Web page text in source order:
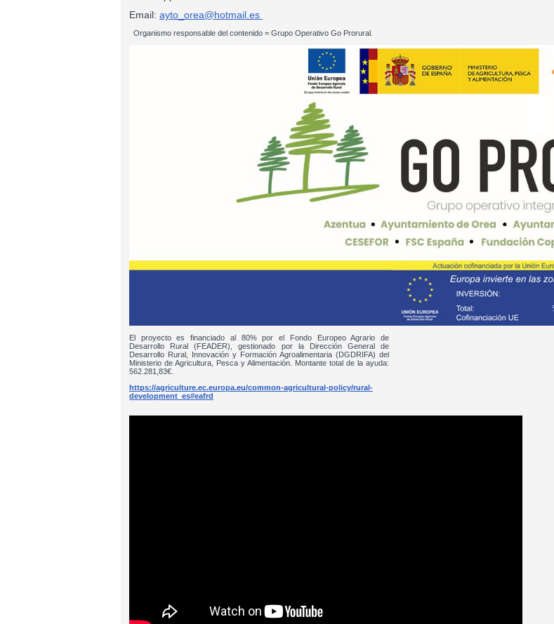
Email: ayto_orea@hotmail.es
Organismo responsable del contenido = Grupo Operativo Go Prorural.
El proyecto es financiado al 80% por el Fondo Europeo Agrario de
Desarrollo Rural (FEADER), gestionado por la Dirección General de
Desarrollo Rural, Innovación y Formación Agroalimentaria (DGDRIFA) del
Ministerio de Agricultura, Pesca y Alimentación. Montante total de la ayuda:
562.281,83€.
https://agriculture.ec.europa.eu/common-agricultural-policy/rural-
development_es#eafrd